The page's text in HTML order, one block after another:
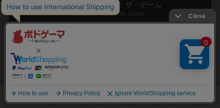
エスケープルーム：ザ・ゲーム
Escape Room: The Game
1～5人
リアル脱出ゲームのようなプレイ感をご自宅で体験できるキットで
収録されています。その60分をカウントダウ...